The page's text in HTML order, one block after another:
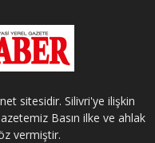
sitesidir. Silivri'ye ilişkin
Basın ilke ve ahlak
vermiştir.